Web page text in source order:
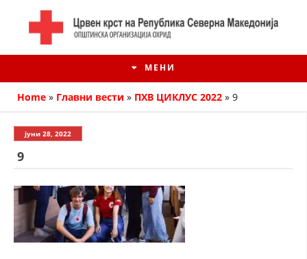
МЕНИ
Home » Главни вести » ПХВ ЦИКЛУС 2022 » 9
јуни 28, 2022
9